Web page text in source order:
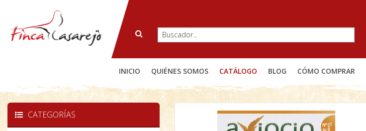
INICIO QUIÉNES SOMOS CATÁLOGO BLOG CÓMO COMPRAR
CATEGORÍAS